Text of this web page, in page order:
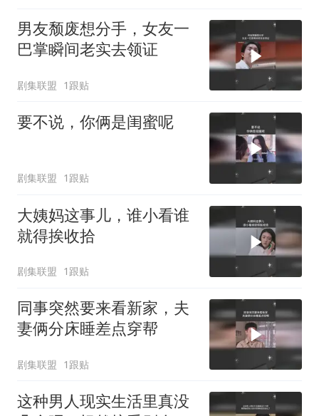
男友颓废想分手，女友一
巴掌瞬间老实去领证
剧集联盟 1跟贴
要不说，你俩是闺蜜呢
剧集联盟 1跟贴
大姨妈这事儿，谁小看谁
就得挨收拾
剧集联盟 1跟贴
同事突然要来看新家，夫
妻俩分床睡差点穿帮
剧集联盟 1跟贴
这种男人现实生活里真没